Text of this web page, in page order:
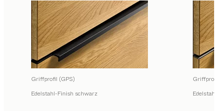
Griffprofil (GPS)
Edelstahl-Finish schwarz